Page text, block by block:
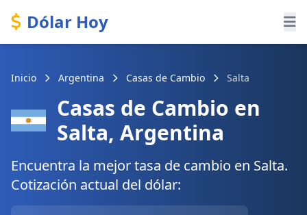
Dólar Hoy
Inicio Argentina Casas de Cambio Salta
Casas de Cambio en
Salta, Argentina
Encuentra la mejor tasa de cambio en Salta.
Cotización actual del dólar: